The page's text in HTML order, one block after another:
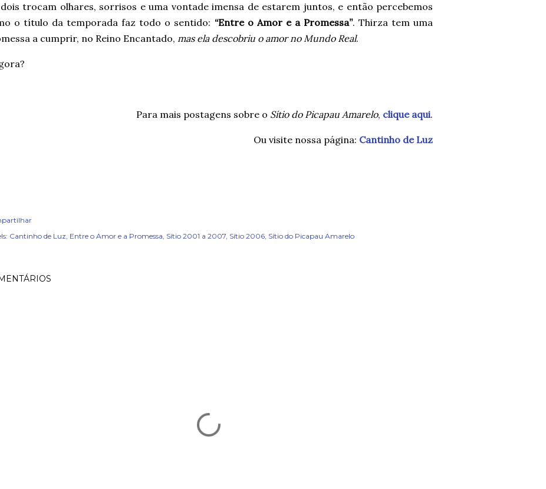
trocam olhares, sorrisos e uma vontade imensa de estarem juntos, e então percebemos
o título da temporada faz todo o sentido: “Entre o Amor e a Promessa”. Thirza tem uma
a cumprir, no Reino Encantado, mas ela descobriu o amor no Mundo Real.
Para mais postagens sobre o Sítio do Picapau Amarelo, clique aqui.
Ou visite nossa página: Cantinho de Luz
Cantinho de Luz Entre o Amor e a Promessa Sítio 2001 a 2007 Sítio 2006 Sítio do Picapau Amarelo